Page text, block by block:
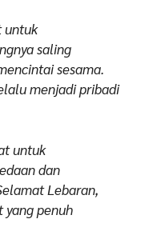
untuk
saling
sesama.
menjadi pribadi
untuk
dan
Lebaran,
yang penuh